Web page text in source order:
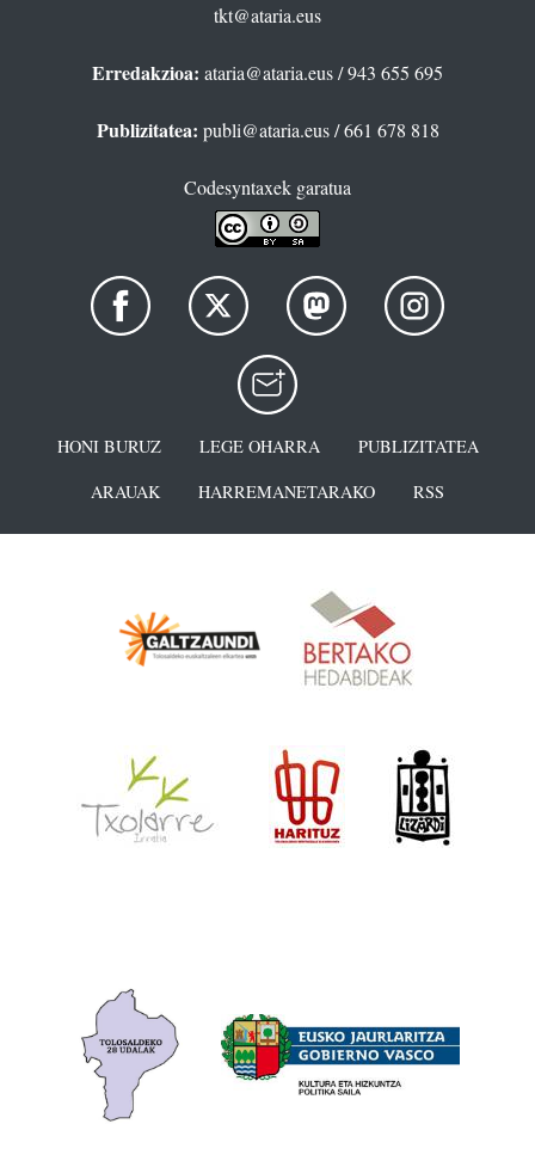
tkt@ataria.eus
Erredakzioa: ataria@ataria.eus/ 943 655 695
Publizitatea: publi@ataria.eus/ 661 678 818
Codesyntaxek garatua
HONI BURUZ LEGE OHARRA
PUBLIZITATEA
ARAUAK
HARREMANETARAKO RSS